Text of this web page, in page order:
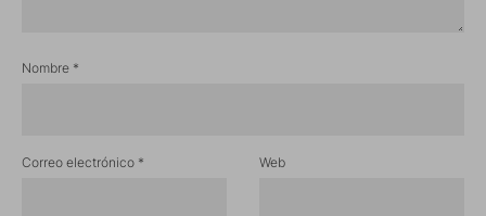
Nombre *
Correo electrónico * Web